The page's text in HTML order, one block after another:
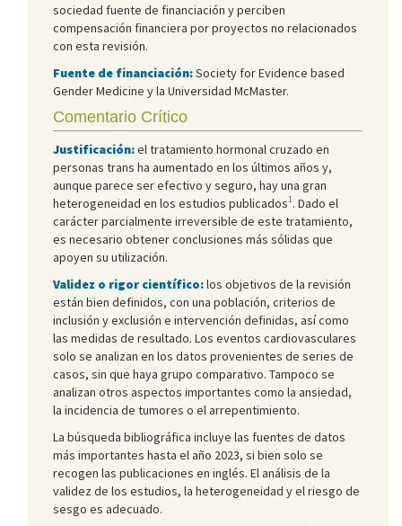
sociedad fuente de financiación y perciben
compensación financiera por proyectos no relacionados
con esta revisión.
Fuente de financiación:Society for Evidence based
Gender Medicine y la Universidad McMaster.
Comentario Crítico
Justificación:el tratamiento hormonal cruzado en
personas trans ha aumentado en los últimos años y,
aunque parece ser efectivo y seguro, hay una gran
heterogeneidad en los estudios publicados1. Dado el
carácter parcialmente irreversible de este tratamiento,
es necesario obtener conclusiones más sólidas que
apoyen su utilización.
Validez o rigor científico:los objetivos de la revisión
están bien definidos, con una población, criterios de
inclusión y exclusión e intervención definidas, así como
las medidas de resultado. Los eventos cardiovasculares
solo se analizan en los datos provenientes de series de
casos, sin que haya grupo comparativo. Tampoco se
analizan otros aspectos importantes como la ansiedad,
la incidencia de tumores o el arrepentimiento.
La búsqueda bibliográfica incluye las fuentes de datos
más importantes hasta el año 2023, si bien solo se
recogen las publicaciones en inglés. El análisis de la
validez de los estudios, la heterogeneidad y el riesgo de
sesgo es adecuado.